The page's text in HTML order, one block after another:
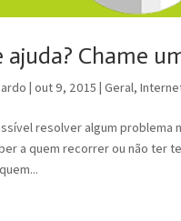
ajuda? Chame
|out 9, 2015 |Geral,
resolver algum problema
a quem recorrer ou não ter